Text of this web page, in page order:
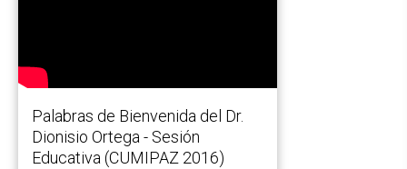
Palabras de Bienvenida del Dr.
Dionisio Ortega - Sesión
Educativa (CUMIPAZ 2016)